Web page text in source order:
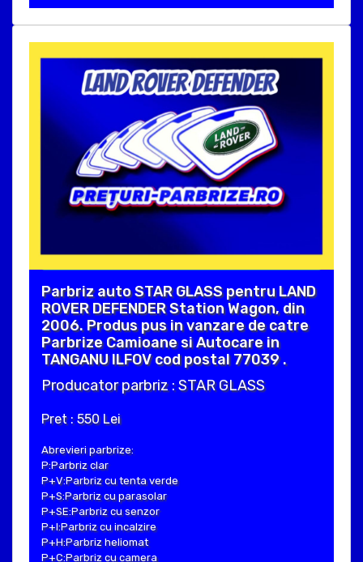
Parbriz auto STAR GLASS pentru LAND
ROVER DEFENDER Station Wagon, din
2006. Produs pus in vanzare de catre
Parbrize Camioane si Autocare in
TANGANU ILFOV cod postal 77039 .
Producator parbriz : STAR GLASS
Pret : 550 Lei
Abrevieri parbrize:
P:Parbriz clar
P+V:Parbriz cu tenta verde
P+S:Parbriz cu parasolar
P+SE:Parbriz cu senzor
P+I:Parbriz cu incalzire
P+H:Parbriz heliomat
P+C:Parbriz cu camera